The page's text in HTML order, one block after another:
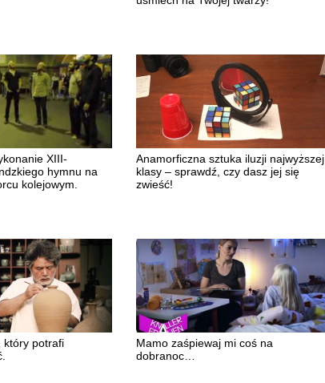
XIII-
hymnu na
kolejowym.
Anamorficzna sztuka iluzji najwyższej
klasy – sprawdź, czy dasz jej się
zwieść!
który potrafi
Mamo zaśpiewaj mi coś na
dobranoc…